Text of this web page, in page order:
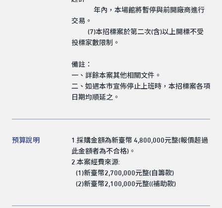
年內，本場館將暫停與前開廠商進行
交易。
(7)本招標案於第二次(含)以上開標不受
投標家數限制。
備註：
一、詳餘本案其他相關文件。
二、如遇本市宣佈停止上班時，本招標案各項
日期均順延之。
預算說明
1.採購金額為新臺幣 4,800,000元整(報價超過
此金額者為不合格)。
2.本案經費來源:
(1)新臺幣2,700,000元整(自籌款)
(2)新臺幣2,100,000元整((補助款)